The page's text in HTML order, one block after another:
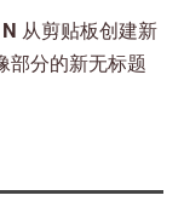
从剪贴板创建新
部分的新无标题